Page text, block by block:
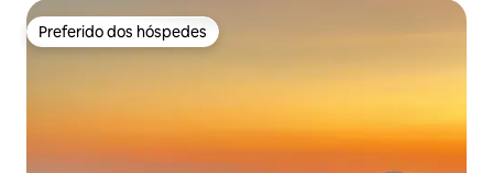
Preferido dos hóspedes
Preferido dos hóspedes